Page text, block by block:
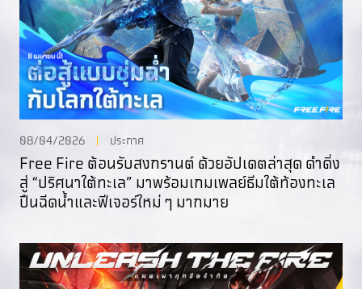
08/04/2026 ประกาศ
Free Fire ต้อนรับสงกรานต์ ด้วยอัปเดตล่าสุด ดำดิ่ง
สู่ “ปริศนาใต้ทะเล” มาพร้อมเกมเพลย์ธีมใต้ท้องทะเล
ปืนฉีดน้ำและฟีเจอร์ใหม่ ๆ มากมาย